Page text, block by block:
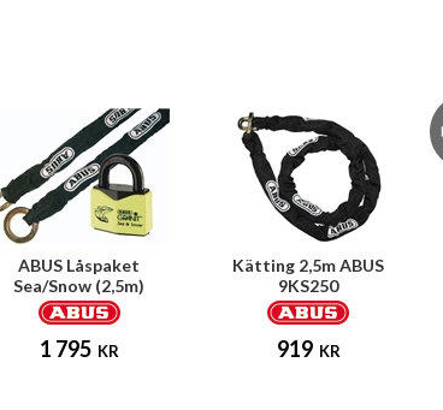
ABUS Låspaket
Sea/Snow (2,5m)
1 795 KR
Kätting 2,5m ABUS
9KS250
919 KR